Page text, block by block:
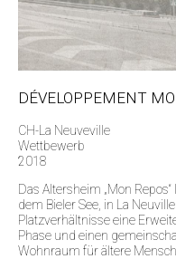
DÉVELOPPEMENT
CH-La Neuveville
Wettbewerb
2018
Das Altersheim „Mon
dem Bieler See, in La
Platzverhältnisse eine
Phase und einen
Wohnraum für ältere